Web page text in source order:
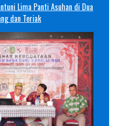
Lima Panti Asuhan di Dua
dan Teriak